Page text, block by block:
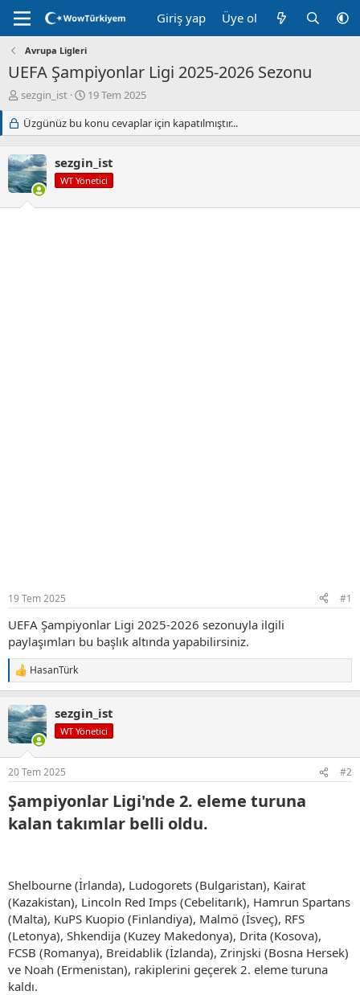
Giriş yap Üye ol
Avrupa Ligleri
UEFA Şampiyonlar Ligi 2025-2026 Sezonu
K
n
u
y
u
B
a
ş
sezgin_ist
B
ş
l
n
g
ç
19 Tem 2025
Üzgünüz bu konu cevaplar için kapatılmıştır...
sezgin_ist
WT Yönetici
19 Tem 2025 #1
UEFA Şampiyonlar Ligi 2025-2026 sezonuyla ilgili
paylaşımları bu başlık altında yapabilirsiniz.
T
e
k
i
l
:
HasanTürk
sezgin_ist
WT Yönetici
20 Tem 2025 #2
Şampiyonlar Ligi'nde 2. eleme turuna
kalan takımlar belli oldu.​
Shelbourne (İrlanda), Ludogorets (Bulgaristan), Kairat
(Kazakistan), Lincoln Red Imps (Cebelitarık), Hamrun Spartans
(Malta), KuPS Kuopio (Finlandiya), Malmö (İsveç), RFS
(Letonya), Shkendija (Kuzey Makedonya), Drita (Kosova),
FCSB (Romanya), Breidablik (İzlanda), Zrinjski (Bosna Hersek)
ve Noah (Ermenistan), rakiplerini geçerek 2. eleme turuna
kaldı.